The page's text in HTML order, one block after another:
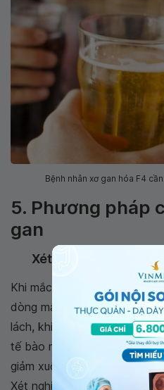
Bệnh nhân xơ gan hóa F4
5. Phương pháp
gan
Xét nghiệm máu
Khi mắc bệnh xơ gan, các
dòng máu chảy qua gan.
lách, khiến lá lách phình to.
tế bào máu, khiến số lượng
giảm xuống, đây còn được
Xét nghiệm máu cho thấy bị